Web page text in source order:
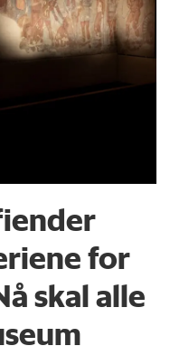
for
skal alle